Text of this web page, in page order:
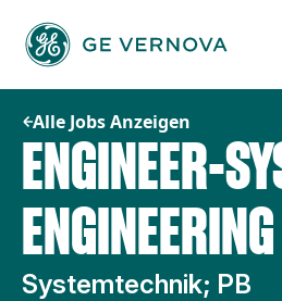
Inhalt
springen
Alle Jobs Anzeigen
ENGINEER-
ENGINEERING
Systemtechnik; PB